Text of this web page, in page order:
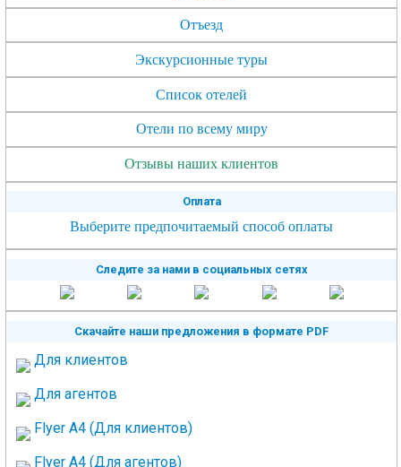
Отъезд
Экскурсионные туры
Список отелей
Отели по всему миру
Отзывы наших клиентов
Оплата
Выберите предпочитаемый способ оплаты
Следите за нами в социальных сетях
Скачайте наши предложения в формате PDF
Для клиентов
Для агентов
Flyer A4 (Для клиентов)
Flyer A4 (Для агентов)